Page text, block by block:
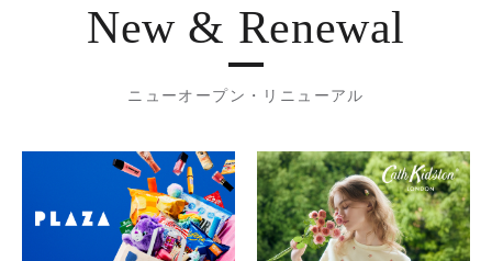
New & Renewal
ニューオープン・リニューアル